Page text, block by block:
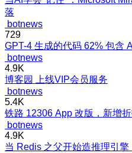
落
botnews
729
GPT-4 生成的代码 62% 包含
botnews
4.9K
博客园 上线VIP会员服务
botnews
5.4K
铁路 12306 App 改版，新增
botnews
4.9K
当 Redis 之父开始造推理引